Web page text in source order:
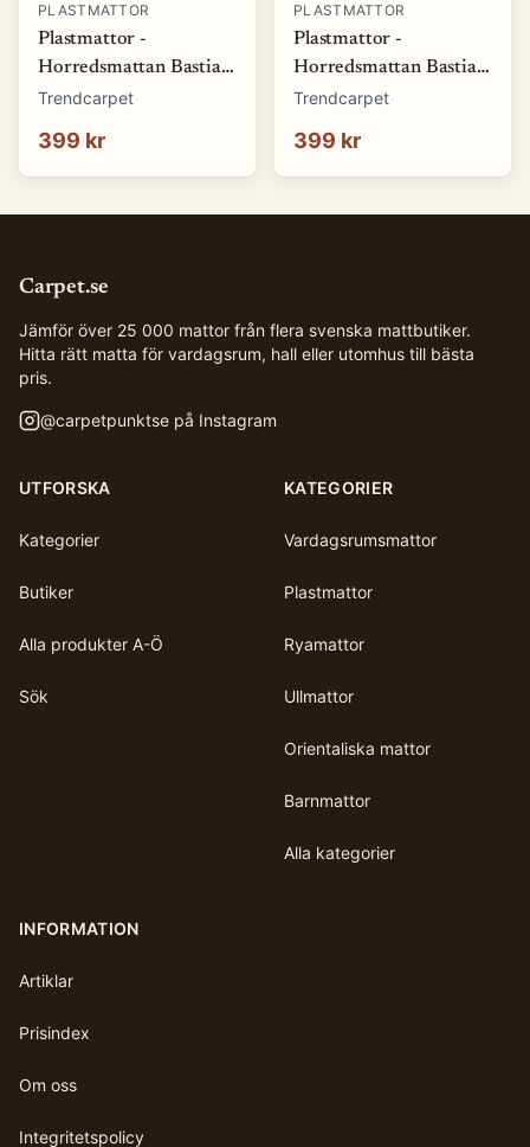
PLASTMATTOR
Plastmattor -
Horredsmattan Bastian
(blå) (Storlek: 70 x 50
Trendcarpet
399 kr
PLASTMATTOR
Plastmattor -
Horredsmattan Bastian
(brun) (Storlek: 70 x 50
Trendcarpet
399 kr
Carpet.se
Jämför över 25 000 mattor från flera svenska mattbutiker.
Hitta rätt matta för vardagsrum, hall eller utomhus till bästa
pris.
@carpetpunktse på Instagram
UTFORSKA
Kategorier
Butiker
Alla produkter A-Ö
Sök
KATEGORIER
Vardagsrumsmattor
Plastmattor
Ryamattor
Ullmattor
Orientaliska mattor
Barnmattor
Alla kategorier
INFORMATION
Artiklar
Prisindex
Om oss
Integritetspolicy